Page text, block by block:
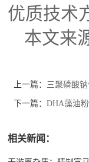
优质技术
本文来
上一篇： 三聚磷酸
下一篇： DHA藻油
相关新闻：